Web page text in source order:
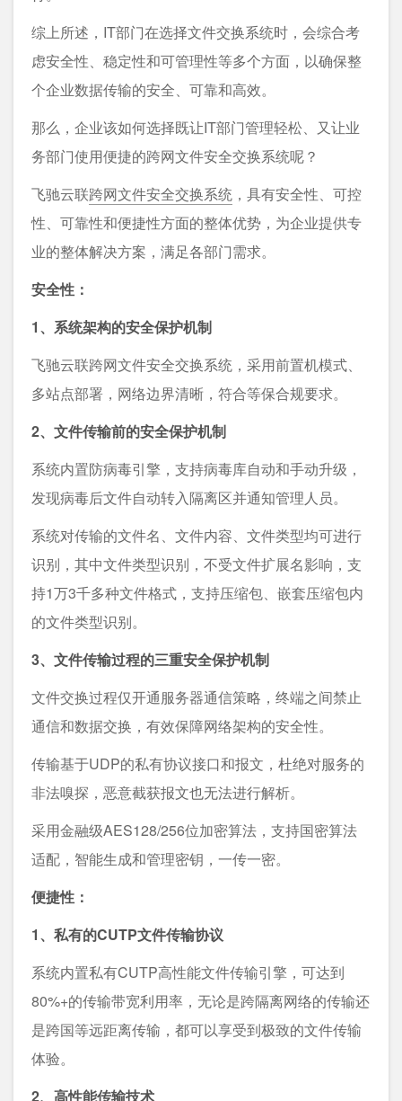
综上所述，IT部门在选择文件交换系统时，会综合考
虑安全性、稳定性和可管理性等多个方面，以确保整
个企业数据传输的安全、可靠和高效。
那么，企业该如何选择既让IT部门管理轻松、又让业
务部门使用便捷的跨网文件安全交换系统呢？
飞驰云联跨网文件安全交换系统 ，具有安全性、可控
性、可靠性和便捷性方面的整体优势，为企业提供专
业的整体解决方案，满足各部门需求。
安全性：
1、系统架构的安全保护机制
飞驰云联跨网文件安全交换系统，采用前置机模式、
多站点部署，网络边界清晰，符合等保合规要求。
2、文件传输前的安全保护机制
系统内置防病毒引擎，支持病毒库自动和手动升级，
发现病毒后文件自动转入隔离区并通知管理人员。
系统对传输的文件名、文件内容、文件类型均可进行
识别，其中文件类型识别，不受文件扩展名影响，支
持1万3千多种文件格式，支持压缩包、嵌套压缩包内
的文件类型识别。
3、文件传输过程的三重安全保护机制
文件交换过程仅开通服务器通信策略，终端之间禁止
通信和数据交换，有效保障网络架构的安全性。
传输基于UDP的私有协议接口和报文，杜绝对服务的
非法嗅探，恶意截获报文也无法进行解析。
采用金融级AES128/256位加密算法，支持国密算法
适配，智能生成和管理密钥，一传一密。
便捷性：
1、私有的CUTP文件传输协议
系统内置私有CUTP高性能文件传输引擎，可达到
80%+的传输带宽利用率，无论是跨隔离网络的传输还
是跨国等远距离传输，都可以享受到极致的文件传输
体验。
2、高性能传输技术